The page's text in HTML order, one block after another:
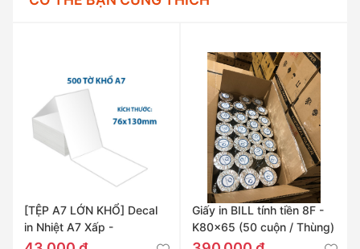
[TỆP A7 LỚN KHỔ] Decal
in Nhiệt A7 Xấp -
76x130mm
Giấy in BILL tính tiền 8F -
K80x65 (50 cuộn / Thùng)